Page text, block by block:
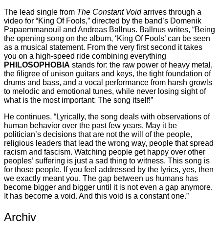
The lead single from The Constant Voidarrives through a
video for “King Of Fools,” directed by the band’s Domenik
Papaemmanouil and Andreas Ballnus. Ballnus writes, “Being
the opening song on the album, ‘King Of Fools’ can be seen
as a musical statement. From the very first second it takes
you on a high-speed ride combining everything
PHILOSOPHOBIA stands for: the raw power of heavy metal,
the filigree of unison guitars and keys, the tight foundation of
drums and bass, and a vocal performance from harsh growls
to melodic and emotional tunes, while never losing sight of
what is the most important: The song itself!”
He continues, “Lyrically, the song deals with observations of
human behavior over the past few years. May it be
politician’s decisions that are not the will of the people,
religious leaders that lead the wrong way, people that spread
racism and fascism. Watching people get happy over other
peoples’ suffering is just a sad thing to witness. This song is
for those people. If you feel addressed by the lyrics, yes, then
we exactly meant you. The gap between us humans has
become bigger and bigger until it is not even a gap anymore.
It has become a void. And this void is a constant one.”
Archiv